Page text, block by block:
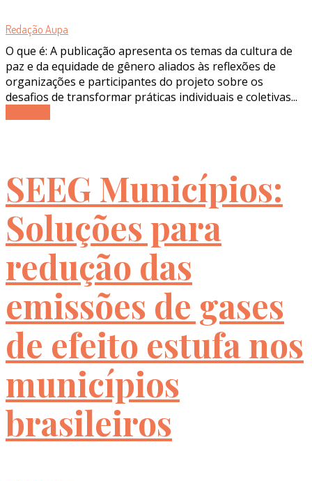
Redação Aupa
O que é: A publicação apresenta os temas da cultura de
paz e da equidade de gênero aliados às reflexões de
organizações e participantes do projeto sobre os
desafios de transformar práticas individuais e coletivas...
SEEG Municípios:
Soluções para
redução das
emissões de gases
de efeito estufa nos
municípios
brasileiros